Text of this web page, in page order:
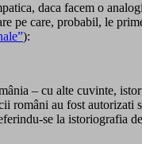
daca facem o
pe care, probabil, le
):
– cu alte cuvinte,
au fost autorizati
se la istoriografia